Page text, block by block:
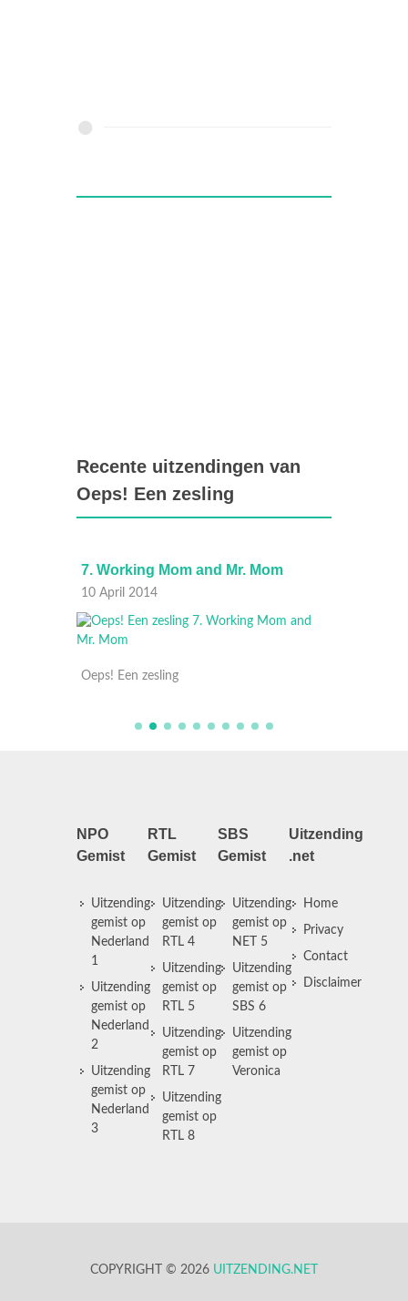
Recente uitzendingen van
Oeps! Een zesling
7. Working Mom and Mr. Mom
10 April 2014
Oeps! Een zesling
NPO
Gemist
Uitzending
gemist op
Nederland
1
Uitzending
gemist op
Nederland
2
Uitzending
gemist op
Nederland
3
RTL
Gemist
Uitzending
gemist op
RTL 4
Uitzending
gemist op
RTL 5
Uitzending
gemist op
RTL 7
Uitzending
gemist op
RTL 8
SBS
Gemist
Uitzending
gemist op
NET 5
Uitzending
gemist op
SBS 6
Uitzending
gemist op
Veronica
Uitzending
.net
Home
Privacy
Contact
Disclaimer
COPYRIGHT © 2026 UITZENDING.NET